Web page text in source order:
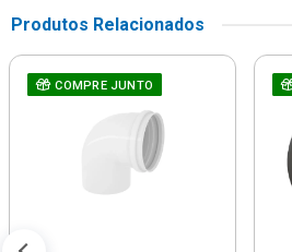
Produtos Relacionados
COMPRE JUNTO